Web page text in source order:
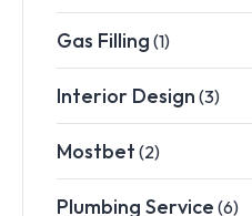
Gas Filling (1)
Interior Design (3)
Mostbet (2)
Plumbing Service (6)